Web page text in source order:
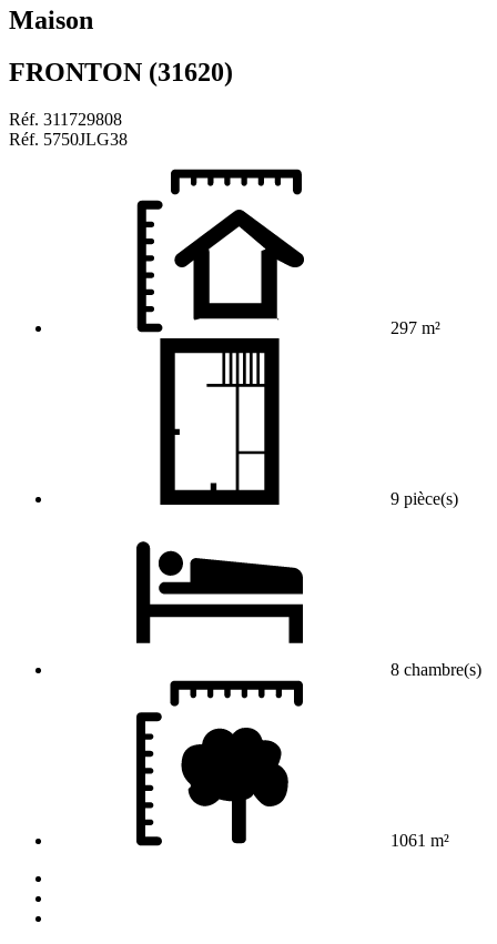
Maison
FRONTON (31620)
Réf. 311729808
Réf. 5750JLG38
297 m²
9 pièce(s)
8 chambre(s)
1061 m²